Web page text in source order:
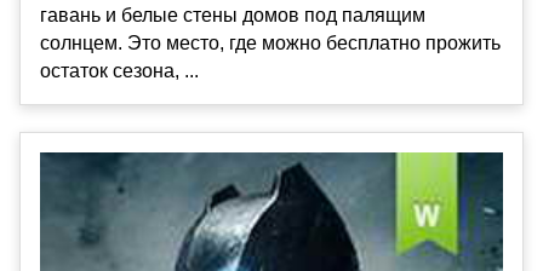
гавань и белые стены домов под палящим
солнцем. Это место, где можно бесплатно прожить
остаток сезона, ...